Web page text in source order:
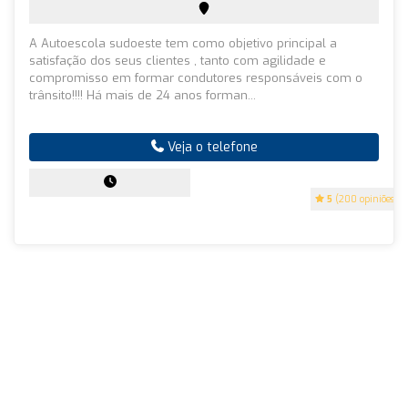
5 (200 opiniões)
A Autoescola sudoeste tem como objetivo principal a
satisfação dos seus clientes , tanto com agilidade e
compromisso em formar condutores responsáveis com o
trânsito!!!! Há mais de 24 anos forman...
Veja o telefone